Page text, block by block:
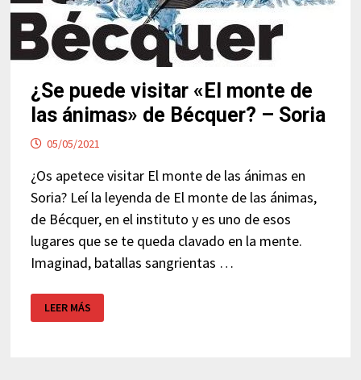
¿Se puede visitar «El monte de
las ánimas» de Bécquer? – Soria
05/05/2021
¿Os apetece visitar El monte de las ánimas en
Soria? Leí la leyenda de El monte de las ánimas,
de Bécquer, en el instituto y es uno de esos
lugares que se te queda clavado en la mente.
Imaginad, batallas sangrientas …
PUEDE
VISITAR
LEER MÁS